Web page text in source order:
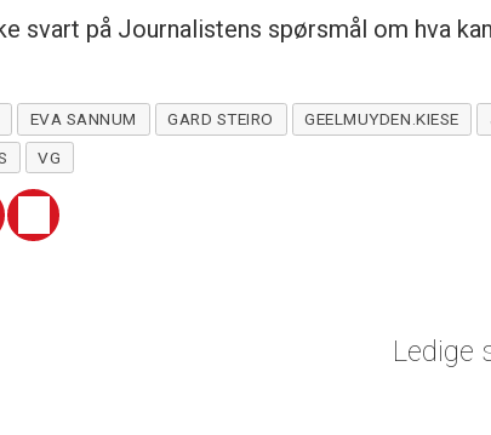
svart på Journalistens spørsmål om hva
EVA SANNUM GARD STEIRO GEELMUYDEN.KIESE
VG
Ledige